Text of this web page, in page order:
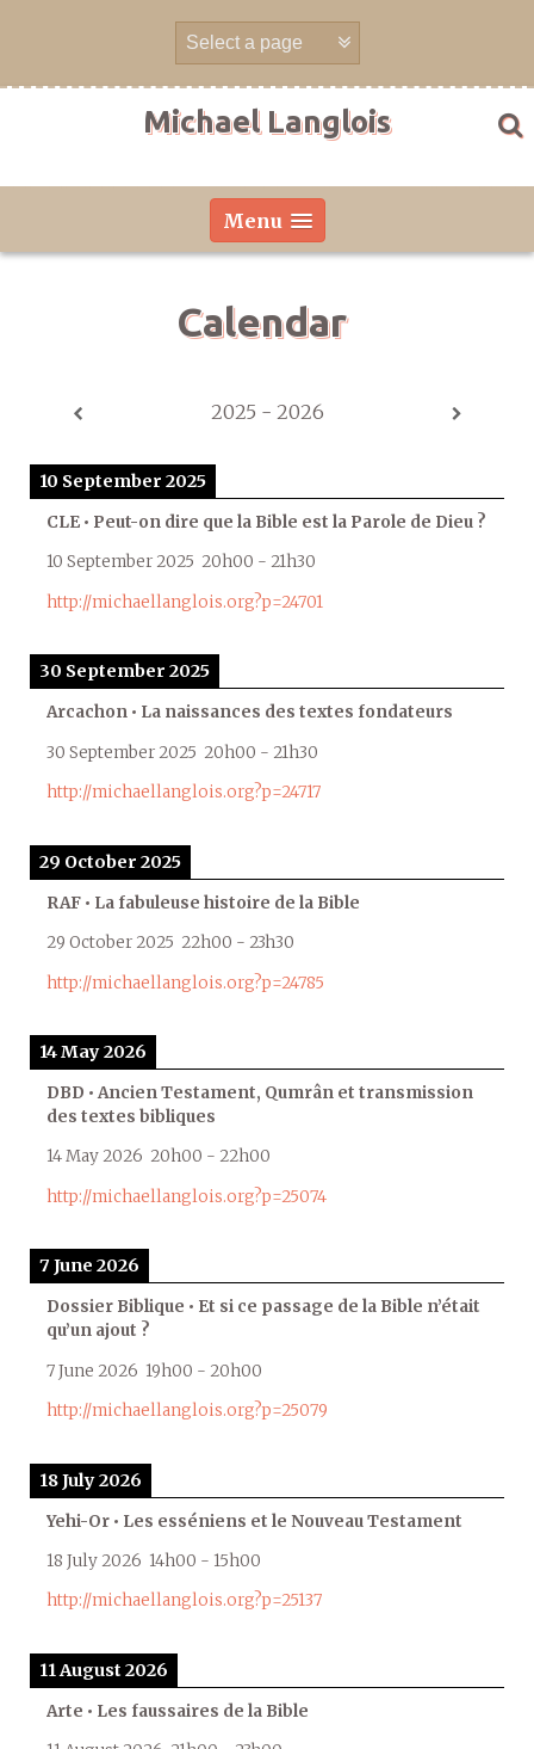
Michael Langlois
Menu
Calendar
2025 - 2026
10 September 2025
CLE • Peut-on dire que la Bible est la Parole de Dieu ?
10 September 2025 20h00 - 21h30
http://michaellanglois.org?p=24701
30 September 2025
Arcachon • La naissances des textes fondateurs
30 September 2025 20h00 - 21h30
http://michaellanglois.org?p=24717
29 October 2025
RAF • La fabuleuse histoire de la Bible
29 October 2025 22h00 - 23h30
http://michaellanglois.org?p=24785
14 May 2026
DBD • Ancien Testament, Qumrân et transmission
des textes bibliques
14 May 2026 20h00 - 22h00
http://michaellanglois.org?p=25074
7 June 2026
Dossier Biblique • Et si ce passage de la Bible n’était
qu’un ajout ?
7 June 2026 19h00 - 20h00
http://michaellanglois.org?p=25079
18 July 2026
Yehi-Or • Les esséniens et le Nouveau Testament
18 July 2026 14h00 - 15h00
http://michaellanglois.org?p=25137
11 August 2026
Arte • Les faussaires de la Bible